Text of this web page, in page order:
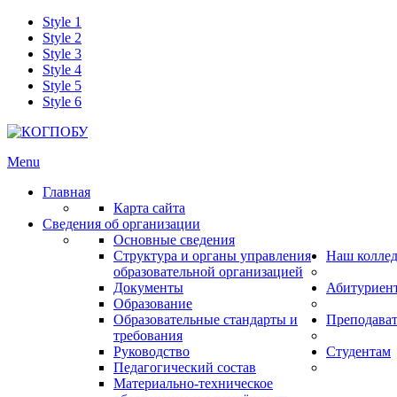
Style 1
Style 2
Style 3
Style 4
Style 5
Style 6
Menu
Главная
Карта сайта
Сведения об организации
Основные сведения
Структура и органы управления
образовательной организацией
Документы
Образование
Образовательные стандарты и
требования
Руководство
Педагогический состав
Материально-техническое
Наш
Студентам